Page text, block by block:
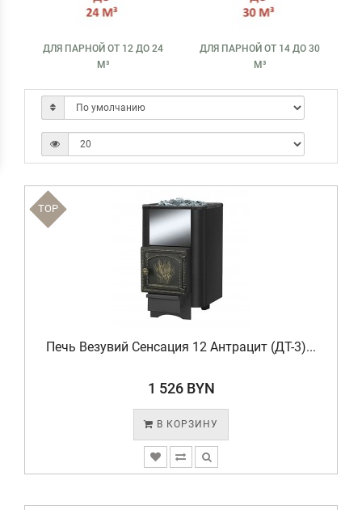
ДЛЯ ПАРНОЙ ОТ 12 ДО 24
М³
ДЛЯ ПАРНОЙ ОТ 14 ДО 30
М³
TOP
Печь Везувий Сенсация 12 Антрацит (ДТ-3)...
1 526 BYN
В КОРЗИНУ